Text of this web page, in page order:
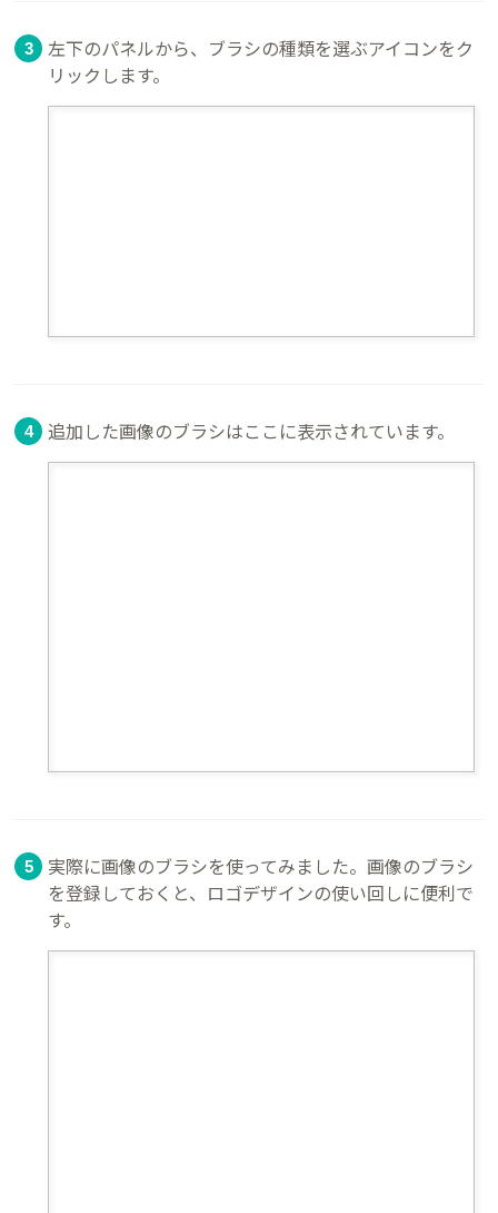
左下のパネルから、ブラシの種類を選ぶアイコンをク
リックします。
追加した画像のブラシはここに表示されています。
実際に画像のブラシを使ってみました。画像のブラシ
を登録しておくと、ロゴデザインの使い回しに便利で
す。